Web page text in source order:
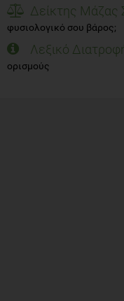
Δείκτης Μάζας
φυσιολογικό σου βάρος;
Λεξικό
ορισμούς